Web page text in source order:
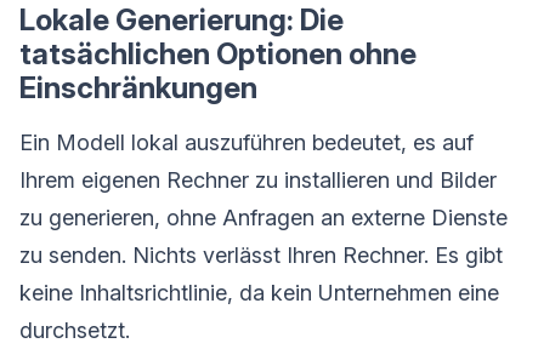
Lokale Generierung: Die
tatsächlichen Optionen ohne
Einschränkungen
Ein Modell lokal auszuführen bedeutet, es auf
Ihrem eigenen Rechner zu installieren und Bilder
zu generieren, ohne Anfragen an externe Dienste
zu senden. Nichts verlässt Ihren Rechner. Es gibt
keine Inhaltsrichtlinie, da kein Unternehmen eine
durchsetzt.